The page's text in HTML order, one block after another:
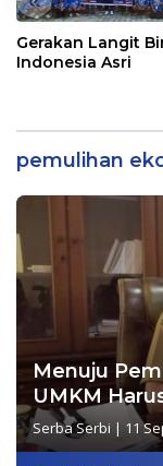
Gerakan Langit
Indonesia Asri
pemulihan
Menuju
UMKM
Serba Serbi | 11